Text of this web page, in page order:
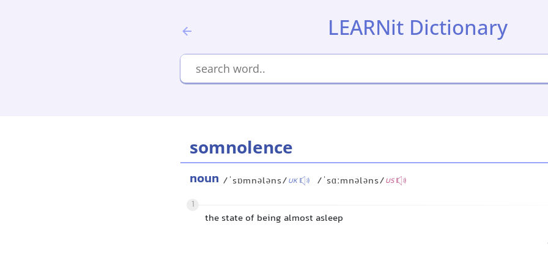
LEARNit Dictionary
somnolence
noun /ˈsɒmnələns/UK /ˈsɑːmnələns/US
1
the state of being almost asleep